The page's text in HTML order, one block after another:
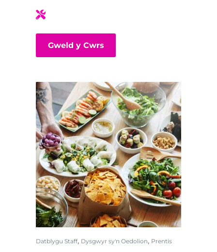
Gweld y Cwrs
Datblygu Staff, Dysgwyr sy'n Oedolion, Prentis